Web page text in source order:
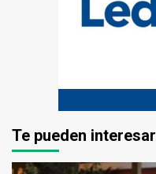
Te pueden interesar